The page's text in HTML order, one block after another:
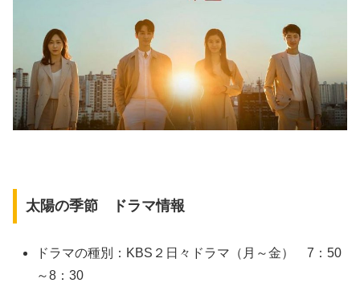
太陽の季節 ドラマ情報
ドラマの種別：KBS２日々ドラマ（月～金） 7：50
～8：30